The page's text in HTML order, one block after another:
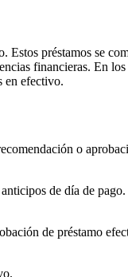
Estos préstamos se
financieras. En
en efectivo.
o
de día de
de préstamo